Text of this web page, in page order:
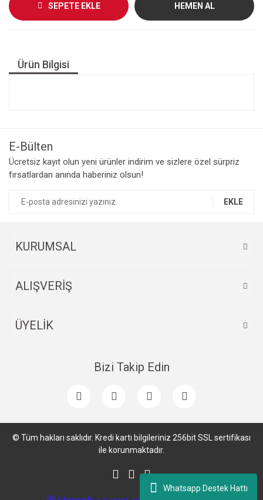
Whatsapp Destek Hattı
SEPETE EKLE HEMEN AL
Ürün Bilgisi
E-Bülten
Ücretsiz kayıt olun yeni ürünler indirim ve sizlere özel sürpriz
fırsatlardan anında haberiniz olsun!
EKLE
KURUMSAL
ALIŞVERİŞ
ÜYELİK
Bizi Takip Edin
© Tüm hakları saklıdır. Kredi kartı bilgileriniz 256bit SSL sertifikası
ile korunmaktadır.